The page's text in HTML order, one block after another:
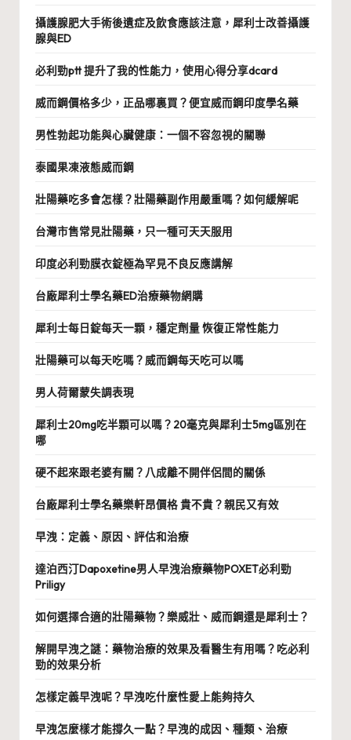
攝護腺肥大手術後遺症及飲食應該注意，犀利士改善攝護
腺與ED
必利勁ptt 提升了我的性能力，使用心得分享dcard
威而鋼價格多少，正品哪裏買？便宜威而鋼印度學名藥
男性勃起功能與心臟健康：一個不容忽視的關聯
泰國果凍液態威而鋼
壯陽藥吃多會怎樣？壯陽藥副作用嚴重嗎？如何緩解呢
台灣市售常見壯陽藥，只一種可天天服用
印度必利勁膜衣錠極為罕見不良反應講解
台廠犀利士學名藥ED治療藥物網購
犀利士每日錠每天一顆，穩定劑量 恢復正常性能力
壯陽藥可以每天吃嗎？威而鋼每天吃可以嗎
男人荷爾蒙失調表現
犀利士20mg吃半顆可以嗎？20毫克與犀利士5mg區別在
哪
硬不起來跟老婆有關？八成離不開伴侶間的關係
台廠犀利士學名藥樂軒昂價格 貴不貴？親民又有效
早洩：定義、原因、評估和治療
達泊西汀Dapoxetine男人早洩治療藥物POXET必利勁
Priligy
如何選擇合適的壯陽藥物？樂威壯、威而鋼還是犀利士？
解開早洩之謎：藥物治療的效果及看醫生有用嗎？吃必利
勁的效果分析
怎樣定義早洩呢？早洩吃什麼性愛上能夠持久
早洩怎麼樣才能撐久一點？早洩的成因、種類、治療